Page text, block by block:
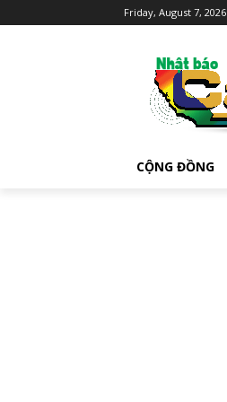
Friday, August 7, 2026
CỘNG ĐỒNG